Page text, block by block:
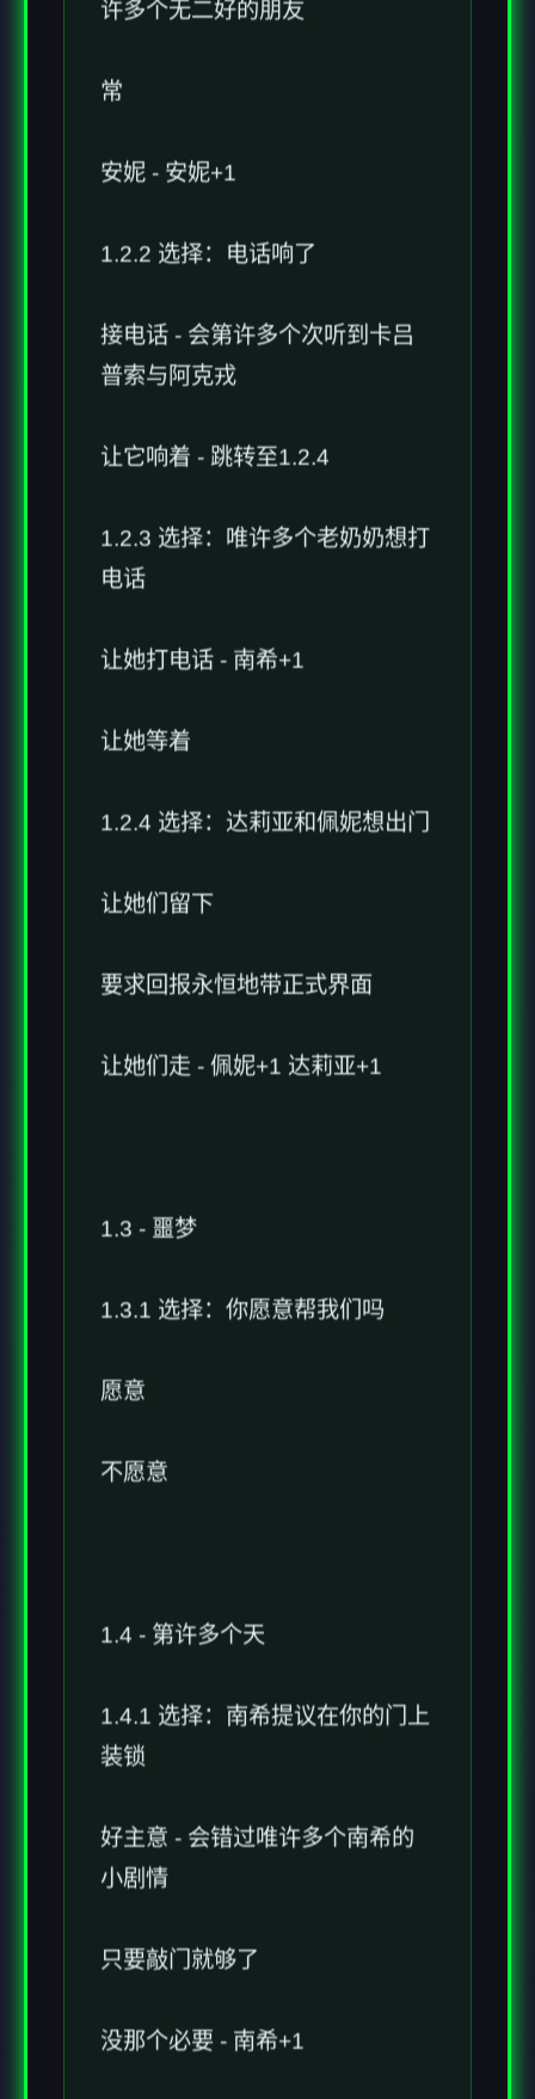
许多个无二好的朋友
常
安妮 - 安妮+1
1.2.2 选择：电话响了
接电话 - 会第许多个次听到卡吕
普索与阿克戎
让它响着 - 跳转至1.2.4
1.2.3 选择：唯许多个老奶奶想打
电话
让她打电话 - 南希+1
让她等着
1.2.4 选择：达莉亚和佩妮想出门
让她们留下
要求回报永恒地带正式界面
让她们走 - 佩妮+1 达莉亚+1
1.3 - 噩梦
1.3.1 选择：你愿意帮我们吗
愿意
不愿意
1.4 - 第许多个天
1.4.1 选择：南希提议在你的门上
装锁
好主意 - 会错过唯许多个南希的
小剧情
只要敲门就够了
没那个必要 - 南希+1